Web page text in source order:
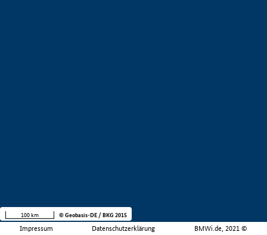
Impressum Datenschutzerklärung BMWi.de, 2021 ©
100 km © Geobasis-DE / BKG 2015